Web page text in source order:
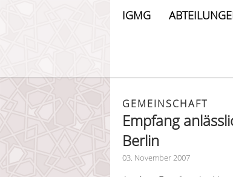
IGMG
GEMEINSCHAFT
Empfang
Berlin
03. November 2007